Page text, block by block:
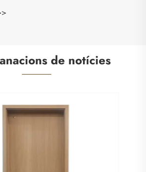
de notícies
WPC milloren les cases